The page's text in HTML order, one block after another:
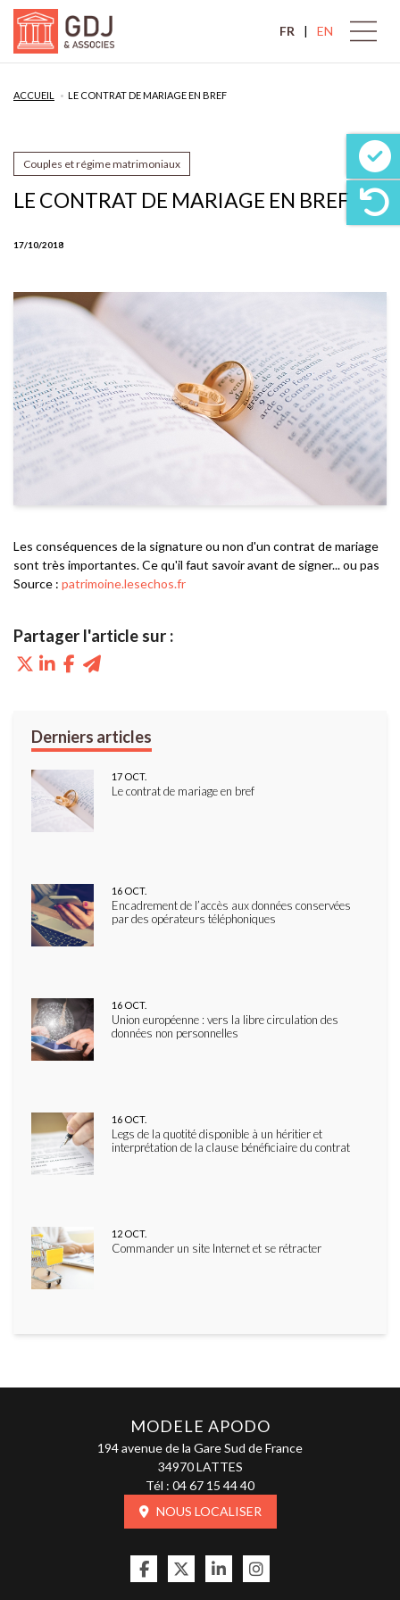
FR EN
ACCUEIL LE CONTRAT DE MARIAGE EN BREF
LE CONTRAT DE MARIAGE EN BREF
17/10/2018
Couples et régime matrimoniaux
Source : patrimoine.lesechos.fr
Les conséquences de la signature ou non d'un contrat de mariage
sont très importantes. Ce qu'il faut savoir avant de signer... ou pas
Le contrat de mariage en bref
17 OCT.
Encadrement de l’accès aux données conservées
par des opérateurs téléphoniques
16 OCT.
Union européenne : vers la libre circulation des
données non personnelles
16 OCT.
Legs de la quotité disponible à un héritier et
interprétation de la clause bénéficiaire du contrat
16 OCT.
Commander un site Internet et se rétracter
12 OCT.
MODELE APODO
194 avenue de la Gare Sud de France
34970 LATTES
Tél : 04 67 15 44 40
NOUS LOCALISER